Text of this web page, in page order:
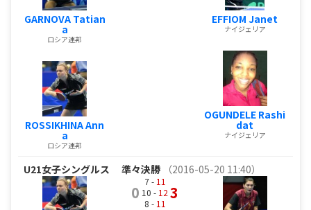
GARNOVA Tatian
a
ロシア連邦
ROSSIKHINA Ann
a
ロシア連邦
EFFIOM Janet
ナイジェリア
OGUNDELE Rashi
dat
ナイジェリア
U21女子シングルス 準々決勝 （2016-05-20 11:40）
0
7 - 11
10 - 12
8 - 11
3